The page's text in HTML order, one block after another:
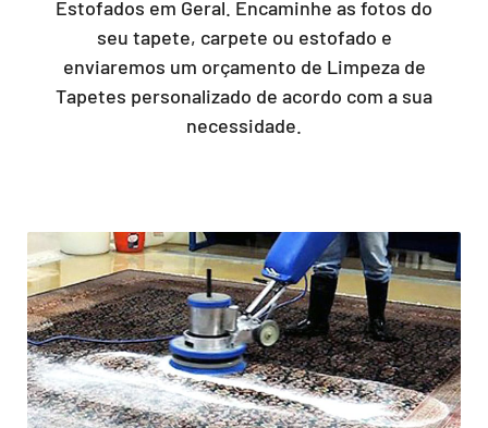
Estofados em Geral. Encaminhe as fotos do
seu tapete, carpete ou estofado e
enviaremos um orçamento de Limpeza de
Tapetes personalizado de acordo com a sua
necessidade.